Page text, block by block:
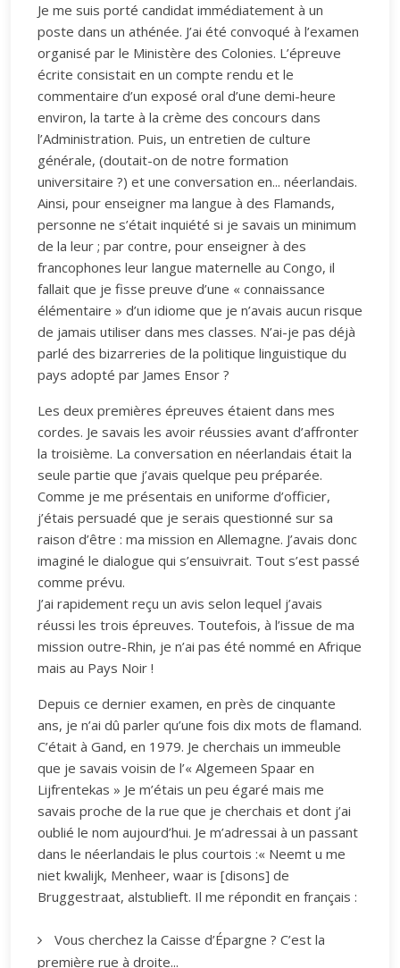
Je me suis porté candidat immédiatement à un
poste dans un athénée. J’ai été convoqué à l’examen
organisé par le Ministère des Colonies. L’épreuve
écrite consistait en un compte rendu et le
commentaire d’un exposé oral d’une demi-heure
environ, la tarte à la crème des concours dans
l’Administration. Puis, un entretien de culture
générale, (doutait-on de notre formation
universitaire ?) et une conversation en... néerlandais.
Ainsi, pour enseigner ma langue à des Flamands,
personne ne s’était inquiété si je savais un minimum
de la leur ; par contre, pour enseigner à des
francophones leur langue maternelle au Congo, il
fallait que je fisse preuve d’une « connaissance
élémentaire » d’un idiome que je n’avais aucun risque
de jamais utiliser dans mes classes. N’ai-je pas déjà
parlé des bizarreries de la politique linguistique du
pays adopté par James Ensor ?
Les deux premières épreuves étaient dans mes
cordes. Je savais les avoir réussies avant d’affronter
la troisième. La conversation en néerlandais était la
seule partie que j’avais quelque peu préparée.
Comme je me présentais en uniforme d’officier,
j’étais persuadé que je serais questionné sur sa
raison d’être : ma mission en Allemagne. J’avais donc
imaginé le dialogue qui s’ensuivrait. Tout s’est passé
comme prévu.
J’ai rapidement reçu un avis selon lequel j’avais
réussi les trois épreuves. Toutefois, à l’issue de ma
mission outre-Rhin, je n’ai pas été nommé en Afrique
mais au Pays Noir !
Depuis ce dernier examen, en près de cinquante
ans, je n’ai dû parler qu’une fois dix mots de flamand.
C’était à Gand, en 1979. Je cherchais un immeuble
que je savais voisin de l’« Algemeen Spaar en
Lijfrentekas » Je m’étais un peu égaré mais me
savais proche de la rue que je cherchais et dont j’ai
oublié le nom aujourd’hui. Je m’adressai à un passant
dans le néerlandais le plus courtois :« Neemt u me
niet kwalijk, Menheer, waar is [disons] de
Bruggestraat, alstublieft. Il me répondit en français :
Vous cherchez la Caisse d’Épargne ? C’est la
première rue à droite...